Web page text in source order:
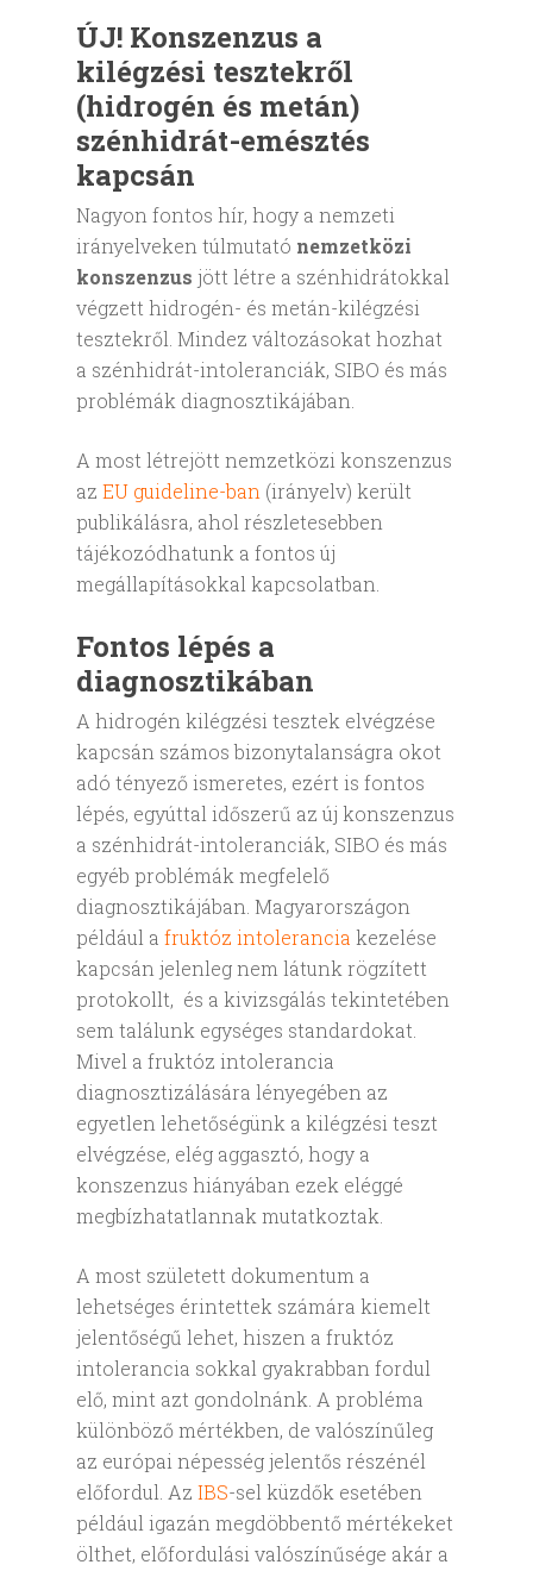
ÚJ! Konszenzus a
kilégzési tesztekről
(hidrogén és metán)
szénhidrát-emésztés
kapcsán
Nagyon fontos hír, hogy a nemzeti
irányelveken túlmutató nemzetközi
konszenzus jött létre a szénhidrátokkal
végzett hidrogén- és metán-kilégzési
tesztekről. Mindez változásokat hozhat
a szénhidrát-intoleranciák, SIBO és más
problémák diagnosztikájában.
A most létrejött nemzetközi konszenzus
az EU guideline-ban (irányelv) került
publikálásra, ahol részletesebben
tájékozódhatunk a fontos új
megállapításokkal kapcsolatban.
Fontos lépés a
diagnosztikában
A hidrogén kilégzési tesztek elvégzése
kapcsán számos bizonytalanságra okot
adó tényező ismeretes, ezért is fontos
lépés, egyúttal időszerű az új konszenzus
a szénhidrát-intoleranciák, SIBO és más
egyéb problémák megfelelő
diagnosztikájában. Magyarországon
például a fruktóz intolerancia kezelése
kapcsán jelenleg nem látunk rögzített
protokollt, és a kivizsgálás tekintetében
sem találunk egységes standardokat.
Mivel a fruktóz intolerancia
diagnosztizálására lényegében az
egyetlen lehetőségünk a kilégzési teszt
elvégzése, elég aggasztó, hogy a
konszenzus hiányában ezek eléggé
megbízhatatlannak mutatkoztak.
A most született dokumentum a
lehetséges érintettek számára kiemelt
jelentőségű lehet, hiszen a fruktóz
intolerancia sokkal gyakrabban fordul
elő, mint azt gondolnánk. A probléma
különböző mértékben, de valószínűleg
az európai népesség jelentős részénél
előfordul. Az IBS-sel küzdők esetében
például igazán megdöbbentő mértékeket
ölthet, előfordulási valószínűsége akár a